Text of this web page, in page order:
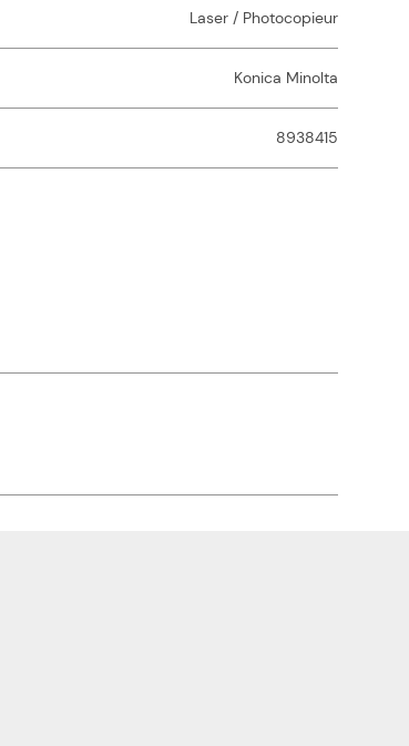
Laser / Photocopieur
Konica Minolta
8938415